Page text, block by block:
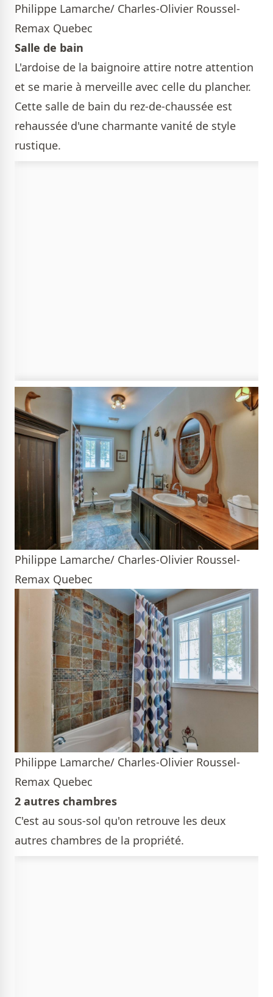
Philippe Lamarche/ Charles-Olivier Roussel-
Remax Quebec
Salle de bain
L'ardoise de la baignoire attire notre attention
et se marie à merveille avec celle du plancher.
Cette salle de bain du rez-de-chaussée est
rehaussée d'une charmante vanité de style
rustique.
Philippe Lamarche/ Charles-Olivier Roussel-
Remax Quebec
Philippe Lamarche/ Charles-Olivier Roussel-
Remax Quebec
2 autres chambres
C'est au sous-sol qu'on retrouve les deux
autres chambres de la propriété.